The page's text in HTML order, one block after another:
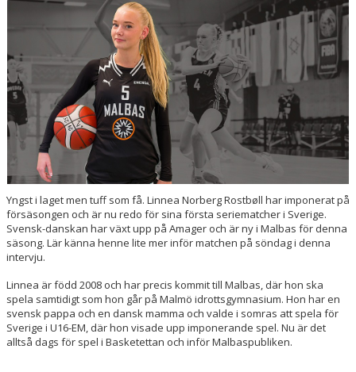
BILJETTER
Yngst i laget men tuff som få. Linnea Norberg Rostbøll har imponerat på
försäsongen och är nu redo för sina första seriematcher i Sverige.
Svensk-danskan har växt upp på Amager och är ny i Malbas för denna
säsong. Lär känna henne lite mer inför matchen på söndag i denna
intervju.
Linnea är född 2008 och har precis kommit till Malbas, där hon ska
spela samtidigt som hon går på Malmö idrottsgymnasium. Hon har en
svensk pappa och en dansk mamma och valde i somras att spela för
Sverige i U16-EM, där hon visade upp imponerande spel. Nu är det
alltså dags för spel i Basketettan och inför Malbaspubliken.